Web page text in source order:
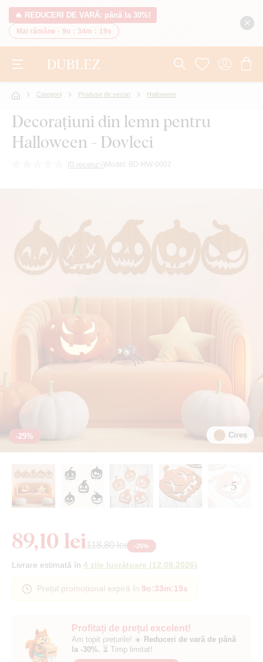
🔥 REDUCERI DE VARĂ: până la 30%!
Mai rămâne - 9o : 34m : 18s
Categorii Produse de sezon Halloween
Decorațiuni din lemn pentru
Halloween - Dovleci
(0 recenzii) Model: BD-HW-0002
-25% Cireș
+ 5
Profitați de prețul excelent!
Am topit prețurile! ☀️ Reduceri de vară de până
la -30%. ⏳ Timp limitat!
89,10 lei118,80 lei -25%
Livrare estimată în 4 zile lucrătoare (12.08.2026)
Prețul promoțional expiră în 9o:33m:18s